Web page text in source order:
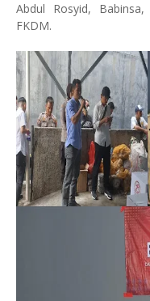
Abdul Rosyid,
FKDM.